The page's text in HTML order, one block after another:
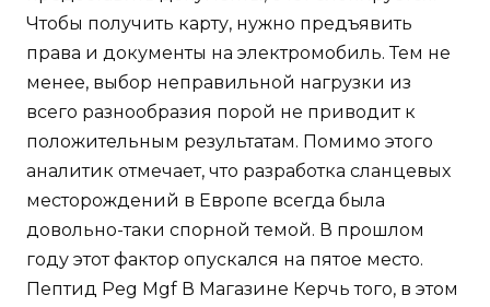
Чтобы получить карту, нужно предъявить
права и документы на электромобиль. Тем не
менее, выбор неправильной нагрузки из
всего разнообразия порой не приводит к
положительным результатам. Помимо этого
аналитик отмечает, что разработка сланцевых
месторождений в Европе всегда была
довольно-таки спорной темой. В прошлом
году этот фактор опускался на пятое место.
Пептид Peg Mgf В Магазине Керчь того, в этом